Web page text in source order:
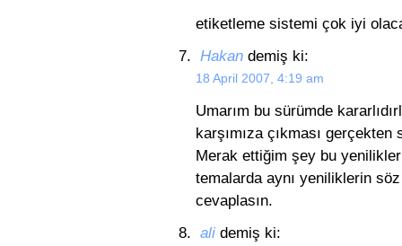
etiketleme sistemi çok iyi
Hakandemiş ki:
18 April 2007, 4:19 am
Umarım bu sürümde
karşımıza çıkması gerçekten
Merak ettiğim şey bu
temalarda aynı yeniliklerin
cevaplasın.
alidemiş ki: